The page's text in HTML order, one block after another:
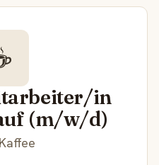
in
(m/w/d)